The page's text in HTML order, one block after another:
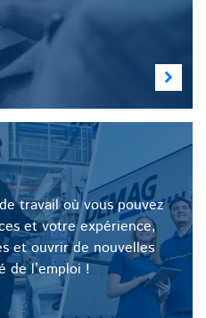
travail où vous pouvez
et votre expérience,
et ouvrir de nouvelles
de l’emploi !